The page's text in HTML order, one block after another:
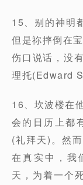
15、别的神明
但是祢摔倒在
伤口说话，没
理托(Edward
16、坎波楼在
会的日历上都
(礼拜天)。然
在真实中，我
天，为着一个